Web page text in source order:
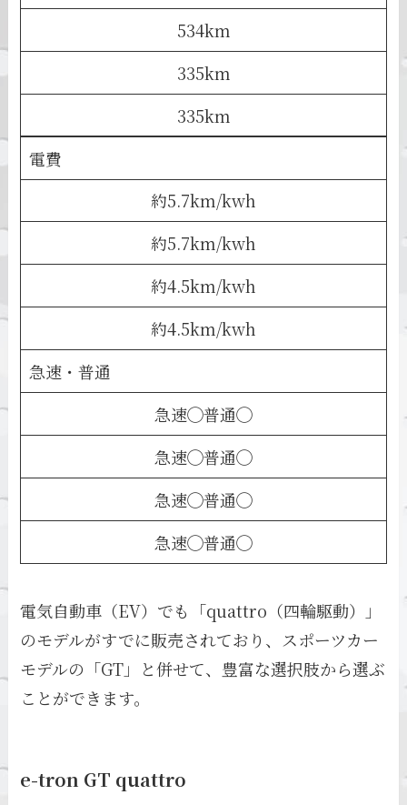
534km
335km
335km
電費
約5.7km/kwh
約5.7km/kwh
約4.5km/kwh
約4.5km/kwh
急速・普通
急速◯普通◯
急速◯普通◯
急速◯普通◯
急速◯普通◯
電気自動車（EV）でも「quattro（四輪駆動）」
のモデルがすでに販売されており、スポーツカー
モデルの「GT」と併せて、豊富な選択肢から選ぶ
ことができます。
e-tron GT quattro